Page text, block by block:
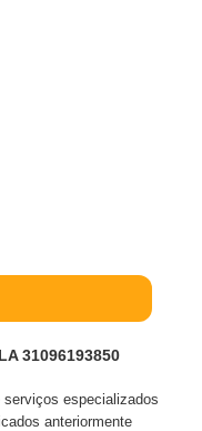
31096193850
especializados
anteriormente